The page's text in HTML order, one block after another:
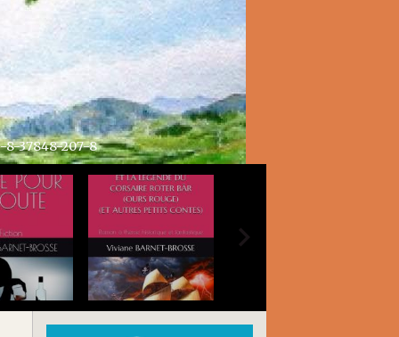
37848-207-8